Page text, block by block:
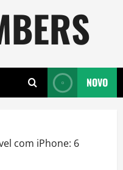
NOVO
com iPhone: 6